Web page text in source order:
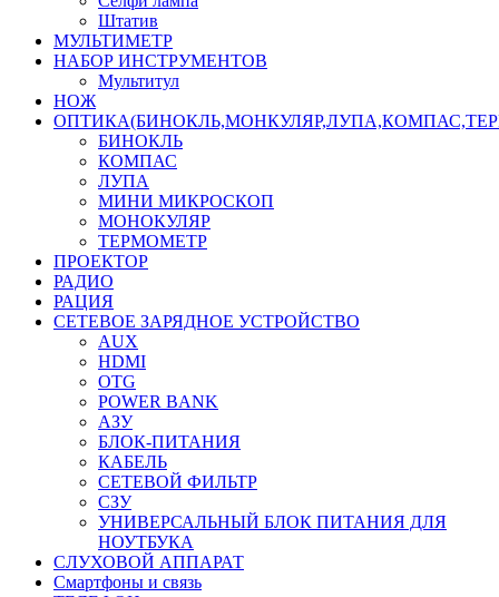
Штатив
МУЛЬТИМЕТР
НАБОР ИНСТРУМЕНТОВ
Мультитул
НОЖ
БИНОКЛЬ
КОМПАС
ЛУПА
МИНИ МИКРОСКОП
МОНОКУЛЯР
ТЕРМОМЕТР
ПРОЕКТОР
РАДИО
РАЦИЯ
СЕТЕВОЕ ЗАРЯДНОЕ УСТРОЙСТВО
AUX
HDMI
OTG
POWER BANK
АЗУ
БЛОК-ПИТАНИЯ
КАБЕЛЬ
СЕТЕВОЙ ФИЛЬТР
СЗУ
УНИВЕРСАЛЬНЫЙ БЛОК ПИТАНИЯ ДЛЯ
НОУТБУКА
СЛУХОВОЙ АППАРАТ
Смартфоны и связь